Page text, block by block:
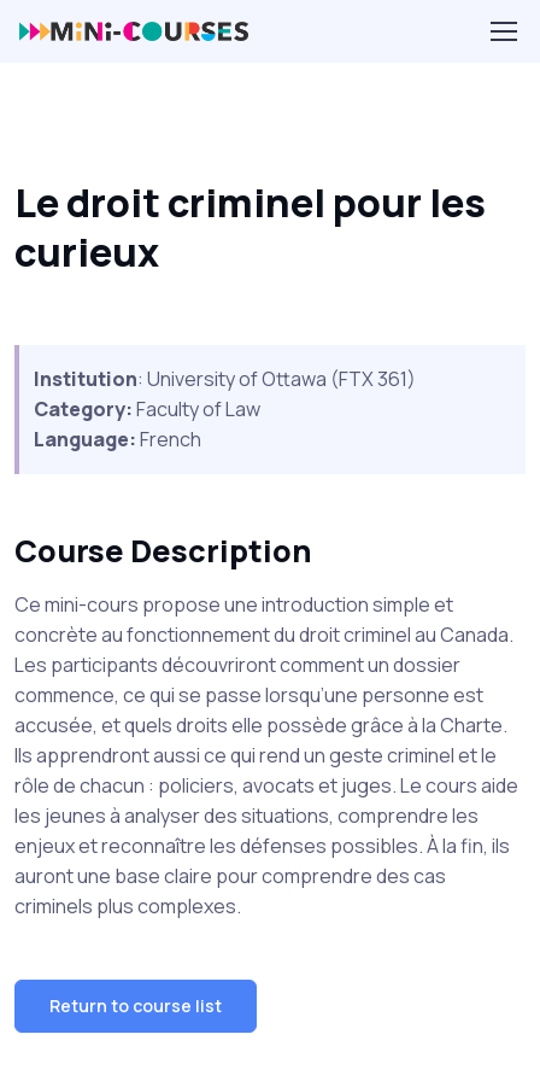
Le droit criminel pour les
curieux
Institution: University of Ottawa (FTX 361)
Category:Faculty of Law
Language:French
Course Description
Ce mini-cours propose une introduction simple et
concrète au fonctionnement du droit criminel au Canada.
Les participants découvriront comment un dossier
commence, ce qui se passe lorsqu’une personne est
accusée, et quels droits elle possède grâce à la Charte.
Ils apprendront aussi ce qui rend un geste criminel et le
rôle de chacun : policiers, avocats et juges. Le cours aide
les jeunes à analyser des situations, comprendre les
enjeux et reconnaître les défenses possibles. À la fin, ils
auront une base claire pour comprendre des cas
criminels plus complexes.
Return to course list